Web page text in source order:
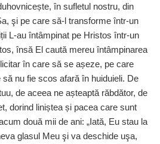
în sufletul nostru, din
şi pe care să‑l transforme într‑un
L‑au întâmpinat pe Hristos într‑un
însă El caută mereu întâmpinarea
în care să se așeze, pe care
nu fie scos afară în huiduieli. De
de aceea ne așteaptă răbdător, de
dorind liniș­tea și pacea care sunt
două mii de ani: „Iată, Eu stau la
glasul Meu şi va deschide uşa,